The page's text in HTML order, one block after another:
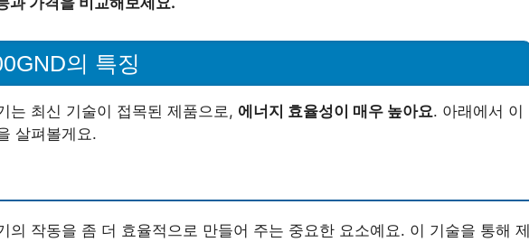
의 특징
는 최신 기술이 접목된 제품으로, 에너지 효율성이 매우 높아요. 아래에서 이
살펴볼게요.
의 작동을 좀 더 효율적으로 만들어 주는 중요한 요소예요. 이 기술을 통해 제